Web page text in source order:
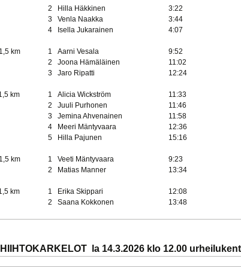
2
Hilla Häkkinen
3:22
3
Venla Naakka
3:44
4
Isella Jukarainen 4:07
km 1 Aarni Vesala
9:52
2
Joona Hämäläinen
11:02
3
Jaro Ripatti 12:24
km 1 Alicia Wickström
11:33
2
Juuli Purhonen
11:46
3
Jemina Ahvenainen
11:58
4
Meeri Mäntyvaara
12:36
5
Hilla Pajunen 15:16
km 1 Veeti Mäntyvaara
9:23
2
Matias Manner 13:34
km 1 Erika Skippari
12:08
2
Saana Kokkonen 13:48
HIIHTOKARKELOT la 14.3.2026 klo 12.00